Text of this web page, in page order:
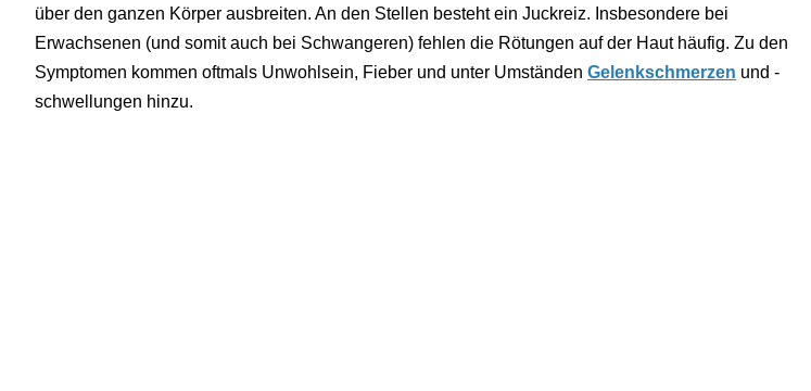
über den ganzen Körper ausbreiten. An den Stellen besteht ein Juckreiz. Insbesondere bei
Erwachsenen (und somit auch bei Schwangeren) fehlen die Rötungen auf der Haut häufig. Zu den
Symptomen kommen oftmals Unwohlsein, Fieber und unter Umständen Gelenkschmerzen und -
schwellungen hinzu.